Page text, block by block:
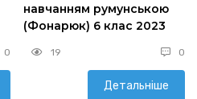
0
навчанням румунською
(Фонарюк) 6 клас 2023
19 0
Детальніше